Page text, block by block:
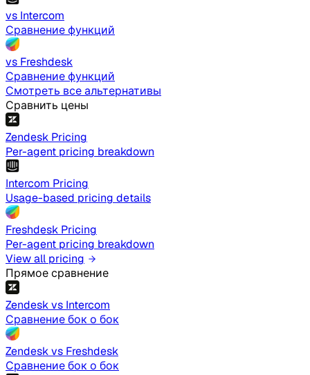
vs Intercom
Сравнение функций
vs Freshdesk
Сравнение функций
Смотреть все альтернативы
Сравнить цены
Zendesk Pricing
Per-agent pricing breakdown
Intercom Pricing
Usage-based pricing details
Freshdesk Pricing
Per-agent pricing breakdown
View all pricing
Прямое сравнение
Zendesk vs Intercom
Сравнение бок о бок
Zendesk vs Freshdesk
Сравнение бок о бок